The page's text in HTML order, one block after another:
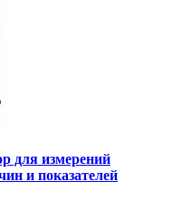
для измерений
и показателей